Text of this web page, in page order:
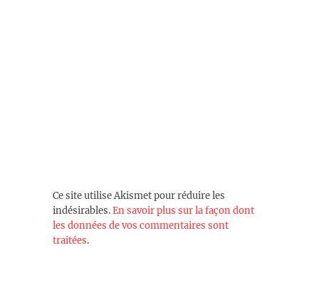
Ce site utilise Akismet pour réduire les
indésirables.En savoir plus sur la façon dont
les données de vos commentaires sont
traitées.